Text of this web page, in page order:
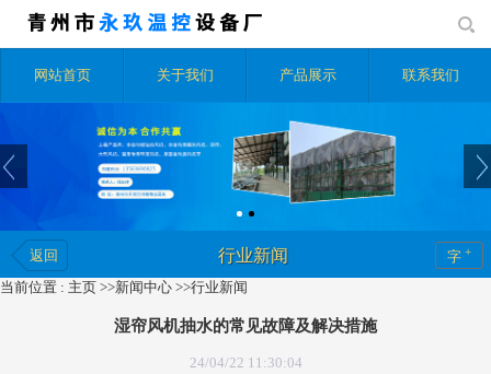
网站首页 关于我们 产品展示 联系我们
返回 行业新闻 字 +
当前位置 : 主页 >>新闻中心 >>行业新闻
湿帘风机抽水的常见故障及解决措施
24/04/22 11:30:04